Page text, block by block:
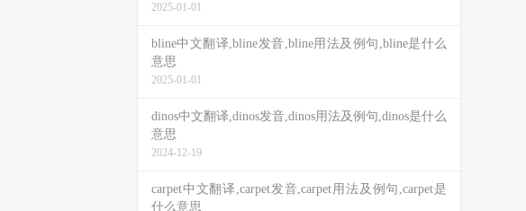
2025-01-01
bline中文翻译,bline发音,bline用法及例句,bline是什么
意思
2025-01-01
dinos中文翻译,dinos发音,dinos用法及例句,dinos是什么
意思
2024-12-19
carpet中文翻译,carpet发音,carpet用法及例句,carpet是
什么意思